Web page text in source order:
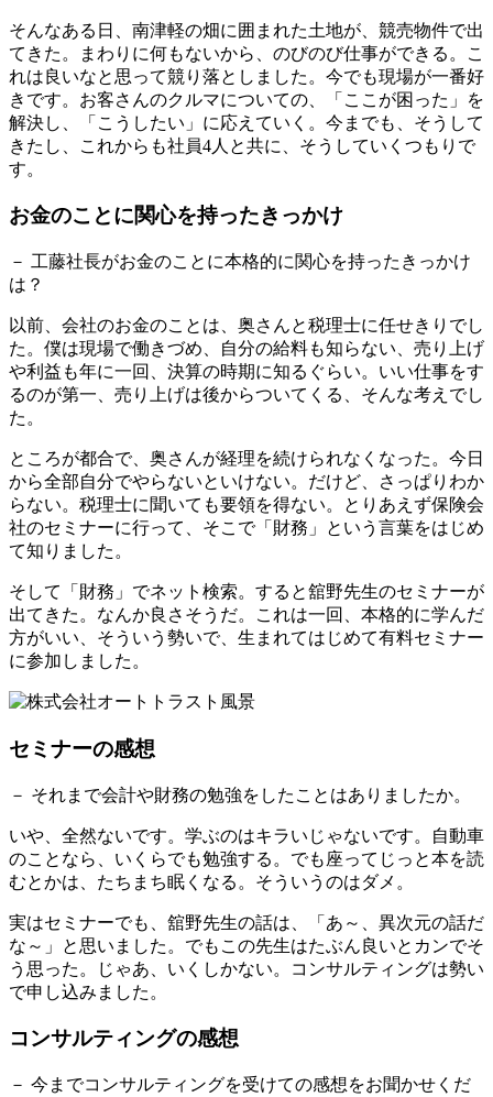
そんなある日、南津軽の畑に囲まれた土地が、競売物件で出
てきた。まわりに何もないから、のびのび仕事ができる。こ
れは良いなと思って競り落としました。今でも現場が一番好
きです。お客さんのクルマについての、「ここが困った」を
解決し、「こうしたい」に応えていく。今までも、そうして
きたし、これからも社員4人と共に、そうしていくつもりで
す。
お金のことに関心を持ったきっかけ
－ 工藤社長がお金のことに本格的に関心を持ったきっかけ
は？
以前、会社のお金のことは、奥さんと税理士に任せきりでし
た。僕は現場で働きづめ、自分の給料も知らない、売り上げ
や利益も年に一回、決算の時期に知るぐらい。いい仕事をす
るのが第一、売り上げは後からついてくる、そんな考えでし
た。
ところが都合で、奥さんが経理を続けられなくなった。今日
から全部自分でやらないといけない。だけど、さっぱりわか
らない。税理士に聞いても要領を得ない。とりあえず保険会
社のセミナーに行って、そこで「財務」という言葉をはじめ
て知りました。
そして「財務」でネット検索。すると舘野先生のセミナーが
出てきた。なんか良さそうだ。これは一回、本格的に学んだ
方がいい、そういう勢いで、生まれてはじめて有料セミナー
に参加しました。
セミナーの感想
－ それまで会計や財務の勉強をしたことはありましたか。
いや、全然ないです。学ぶのはキラいじゃないです。自動車
のことなら、いくらでも勉強する。でも座ってじっと本を読
むとかは、たちまち眠くなる。そういうのはダメ。
実はセミナーでも、舘野先生の話は、「あ～、異次元の話だ
な～」と思いました。でもこの先生はたぶん良いとカンでそ
う思った。じゃあ、いくしかない。コンサルティングは勢い
で申し込みました。
コンサルティングの感想
－ 今までコンサルティングを受けての感想をお聞かせくだ